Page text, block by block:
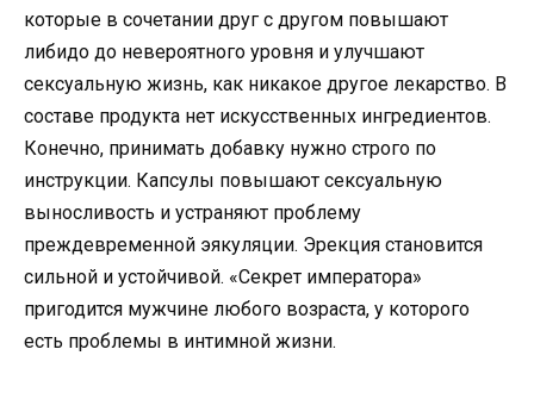
которые в сочетании друг с другом повышают
либидо до невероятного уровня и улучшают
сексуальную жизнь, как никакое другое лекарство. В
составе продукта нет искусственных ингредиентов.
Конечно, принимать добавку нужно строго по
инструкции. Капсулы повышают сексуальную
выносливость и устраняют проблему
преждевременной эякуляции. Эрекция становится
сильной и устойчивой. «Секрет императора»
пригодится мужчине любого возраста, у которого
есть проблемы в интимной жизни.